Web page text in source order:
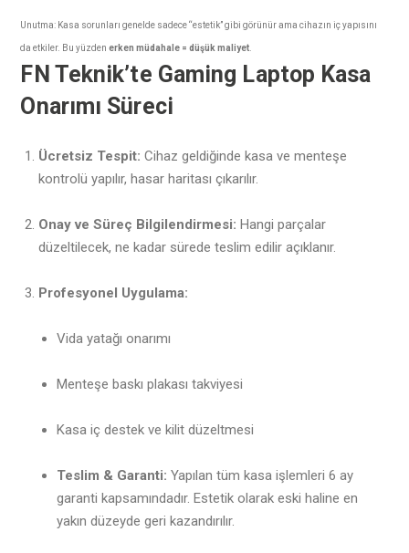
Unutma: Kasa sorunları genelde sadece “estetik” gibi görünür ama cihazın iç yapısını
da etkiler. Bu yüzdenerken müdahale = düşük maliyet
FN Teknik’te Gaming Laptop Kasa
Onarımı Süreci
Ücretsiz Tespit: Cihaz geldiğinde kasa ve menteşe
kontrolü yapılır, hasar haritası çıkarılır.
Onay ve Süreç Bilgilendirmesi: Hangi parçalar
düzeltilecek, ne kadar sürede teslim edilir açıklanır.
Profesyonel Uygulama:
Vida yatağı onarımı
Menteşe baskı plakası takviyesi
Kasa iç destek ve kilit düzeltmesi
Teslim & Garanti: Yapılan tüm kasa işlemleri 6 ay
garanti kapsamındadır. Estetik olarak eski haline en
yakın düzeyde geri kazandırılır.